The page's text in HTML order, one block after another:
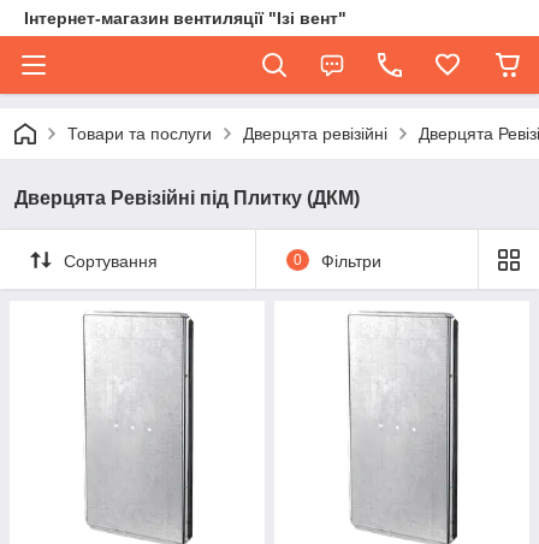
Інтернет-магазин вентиляції "Ізі вент"
Товари та послуги Дверцята ревізійні Дверцята
Дверцята Ревізійні під Плитку (ДКМ)
Сортування 0 Фільтри